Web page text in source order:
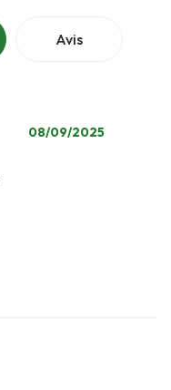
Avis
08/09/2025